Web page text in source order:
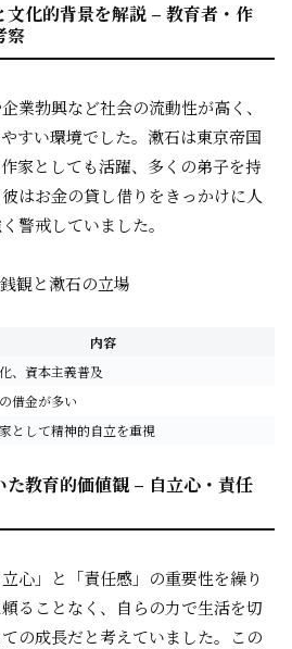
文化的背景を解説 – 教育者・作
察
業勃興など社会の流動性が高く、
すい環境でした。漱石は東京帝国
家としても活躍、多くの弟子を持
はお金の貸し借りをきっかけに人
警戒していました。
観と漱石の立場
内容
、資本主義普及
借金が多い
として精神的自立を重視
教育的価値観 – 自立心・責任
心」と「責任感」の重要性を繰り
ることなく、自らの力で生活を切
の成長だと考えていました。この